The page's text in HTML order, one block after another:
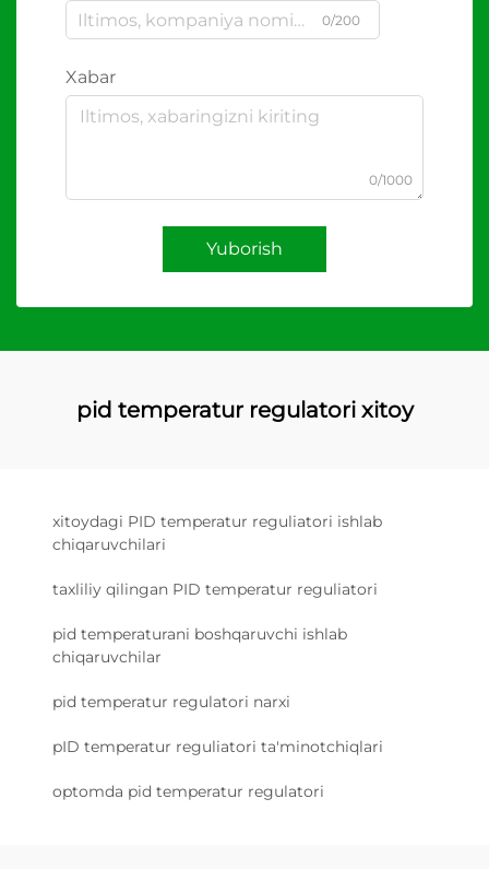
0/200
Xabar
0/1000
Yuborish
pid temperatur regulatori xitoy
xitoydagi PID temperatur reguliatori ishlab
chiqaruvchilari
taxliliy qilingan PID temperatur reguliatori
pid temperaturani boshqaruvchi ishlab
chiqaruvchilar
pid temperatur regulatori narxi
pID temperatur reguliatori ta'minotchiqlari
optomda pid temperatur regulatori